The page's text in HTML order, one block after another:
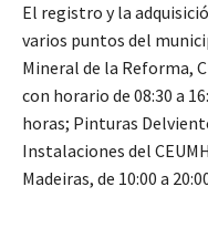
El registro y la
varios puntos del
Mineral de la Reforma,
con horario de 08:30 a
horas; Pinturas
Instalaciones del
Madeiras, de 10:00 a